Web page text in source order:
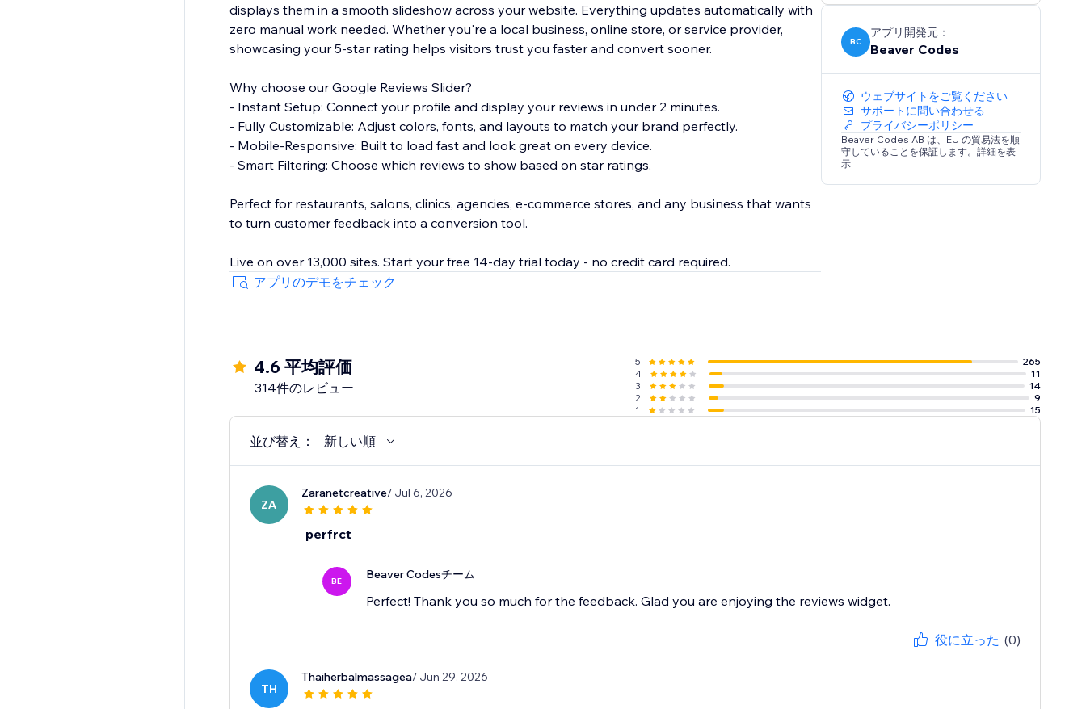
displays them in a smooth slideshow across your website. Everything updates automatically with
zero manual work needed. Whether you're a local business, online store, or service provider,
showcasing your 5-star rating helps visitors trust you faster and convert sooner.
Why choose our Google Reviews Slider?
- Instant Setup: Connect your profile and display your reviews in under 2 minutes.
- Fully Customizable: Adjust colors, fonts, and layouts to match your brand perfectly.
- Mobile-Responsive: Built to load fast and look great on every device.
- Smart Filtering: Choose which reviews to show based on star ratings.
Perfect for restaurants, salons, clinics, agencies, e-commerce stores, and any business that wants
to turn customer feedback into a conversion tool.
Live on over 13,000 sites. Start your free 14-day trial today - no credit card required.
アプリのデモをチェック
BC
アプリ開発元：
Beaver Codes
ウェブサイトをご覧ください
サポートに問い合わせる
プライバシーポリシー
Beaver Codes AB は、EU の貿易法を順
守していることを保証します。詳細を表
示
4.6 平均評価
314件のレビュー
5
265
4
11
3
14
2
9
1
15
並び替え： 新しい順
ZA
Zaranetcreative/ Jul 6, 2026
perfrct
BE Beaver Codesチーム
Perfect! Thank you so much for the feedback. Glad you are enjoying the reviews widget.
役に立った (0)
TH
Thaiherbalmassagea/ Jun 29, 2026